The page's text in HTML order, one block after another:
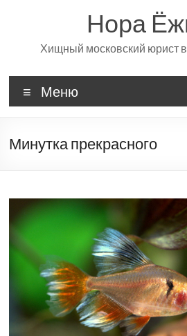
Нора
Хищный московский юрист
Меню
Минутка прекрасного